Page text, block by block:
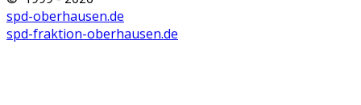
spd-oberhausen.de
spd-fraktion-oberhausen.de